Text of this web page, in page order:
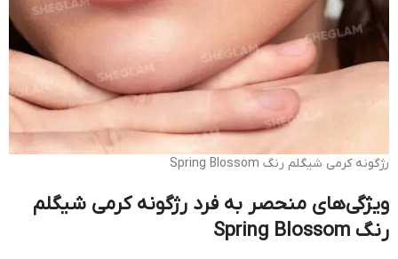
رژگونه کرمی شیگلم رنگ Spring Blossom
ویژگی‌های منحصر به فرد رژگونه کرمی شیگلم
رنگ Spring Blossom